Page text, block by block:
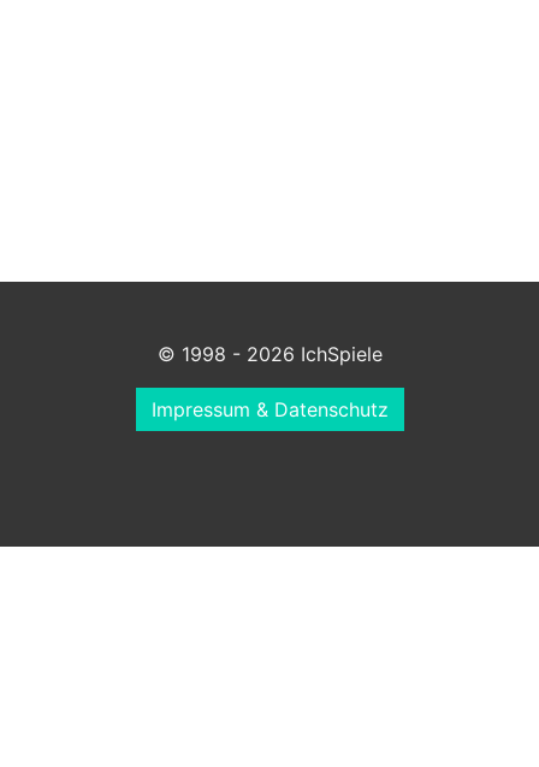
© 1998 - 2026 IchSpiele
Impressum & Datenschutz